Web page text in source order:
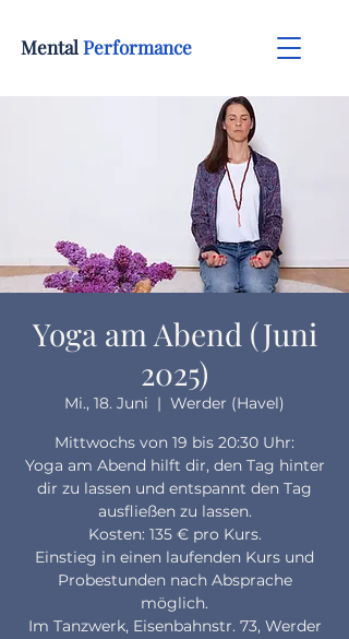
MentalPerformance
Yoga am Abend (Juni
2025)
Mi., 18. Juni
  |
Werder (Havel)
Mittwochs von 19 bis 20:30 Uhr:
Yoga am Abend hilft dir, den Tag hinter
dir zu lassen und entspannt den Tag
ausfließen zu lassen.
Kosten: 135 € pro Kurs.
Einstieg in einen laufenden Kurs und
Probestunden nach Absprache
möglich.
Im Tanzwerk, Eisenbahnstr. 73, Werder